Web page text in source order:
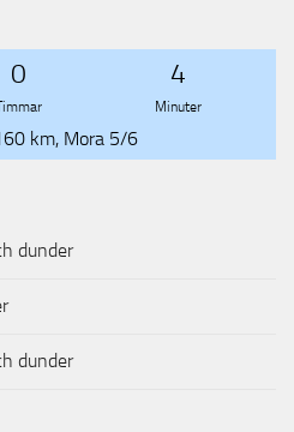
0 4
Minuter
km, Mora 5/6
dunder
dunder